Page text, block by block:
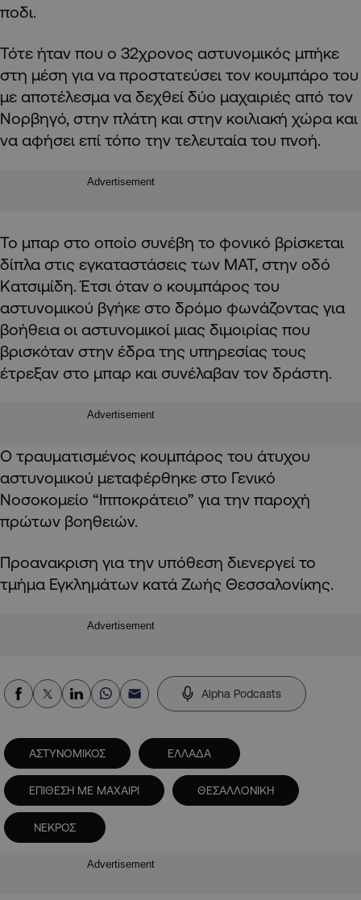
ποδι.
Τότε ήταν που ο 32χρονος αστυνομικός μπήκε
στη μέση για να προστατεύσει τον κουμπάρο του
με αποτέλεσμα να δεχθεί δύο μαχαιριές από τον
Νορβηγό, στην πλάτη και στην κοιλιακή χώρα και
να αφήσει επί τόπο την τελευταία του πνοή.
Advertisement
Το μπαρ στο οποίο συνέβη το φονικό βρίσκεται
δίπλα στις εγκαταστάσεις των ΜΑΤ, στην οδό
Κατσιμίδη. Έτσι όταν ο κουμπάρος του
αστυνομικού βγήκε στο δρόμο φωνάζοντας για
βοήθεια οι αστυνομικοί μιας διμοιρίας που
βρισκόταν στην έδρα της υπηρεσίας τους
έτρεξαν στο μπαρ και συνέλαβαν τον δράστη.
Advertisement
Ο τραυματισμένος κουμπάρος του άτυχου
αστυνομικού μεταφέρθηκε στο Γενικό
Νοσοκομείο “Ιπποκράτειο” για την παροχή
πρώτων βοηθειών.
Προανακριση για την υπόθεση διενεργεί το
τμήμα Εγκλημάτων κατά Ζωής Θεσσαλονίκης.
Advertisement
Alpha Podcasts
ΑΣΤΥΝΟΜΙΚΟΣ ΕΛΛΑΔΑ
ΕΠΙΘΕΣΗ ΜΕ ΜΑΧΑΙΡΙ ΘΕΣΑΛΛΟΝΙΚΗ
ΝΕΚΡΟΣ
Advertisement